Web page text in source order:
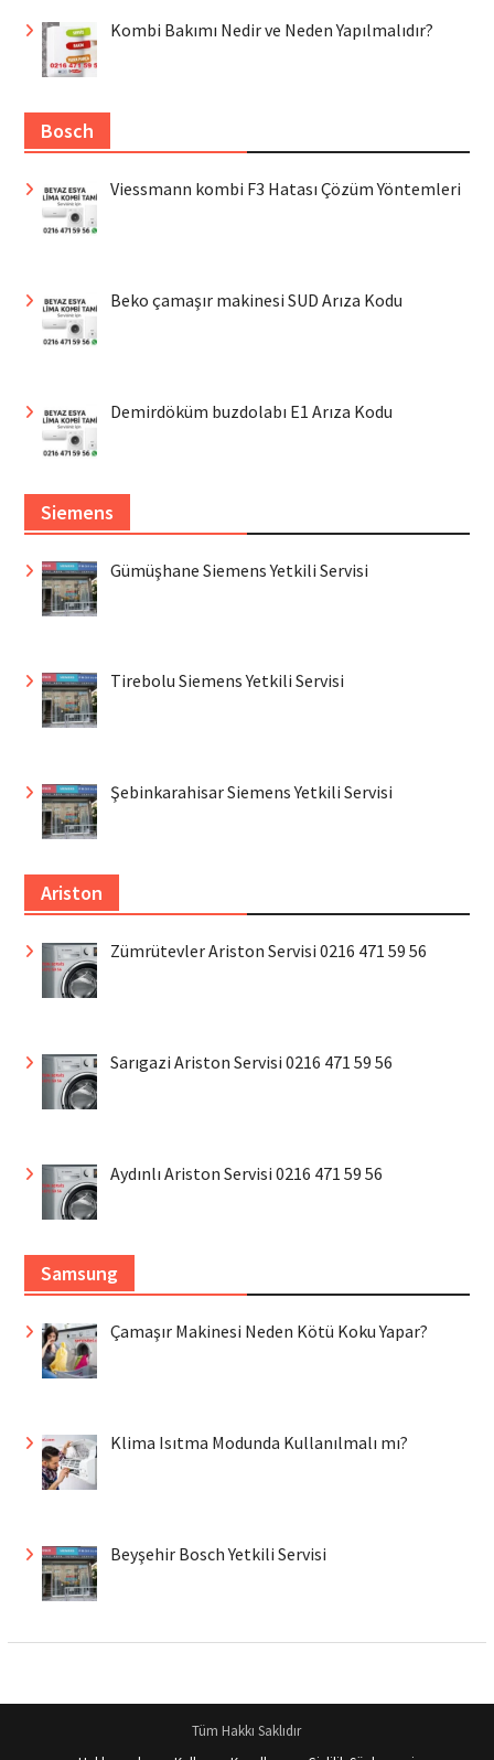
Kombi Bakımı Nedir ve Neden Yapılmalıdır?
Bosch
Viessmann kombi F3 Hatası Çözüm Yöntemleri
Beko çamaşır makinesi SUD Arıza Kodu
Demirdöküm buzdolabı E1 Arıza Kodu
Siemens
Gümüşhane Siemens Yetkili Servisi
Tirebolu Siemens Yetkili Servisi
Şebinkarahisar Siemens Yetkili Servisi
Ariston
Zümrütevler Ariston Servisi 0216 471 59 56
Sarıgazi Ariston Servisi 0216 471 59 56
Aydınlı Ariston Servisi 0216 471 59 56
Samsung
Çamaşır Makinesi Neden Kötü Koku Yapar?
Klima Isıtma Modunda Kullanılmalı mı?
Beyşehir Bosch Yetkili Servisi
Tüm Hakkı Saklıdır